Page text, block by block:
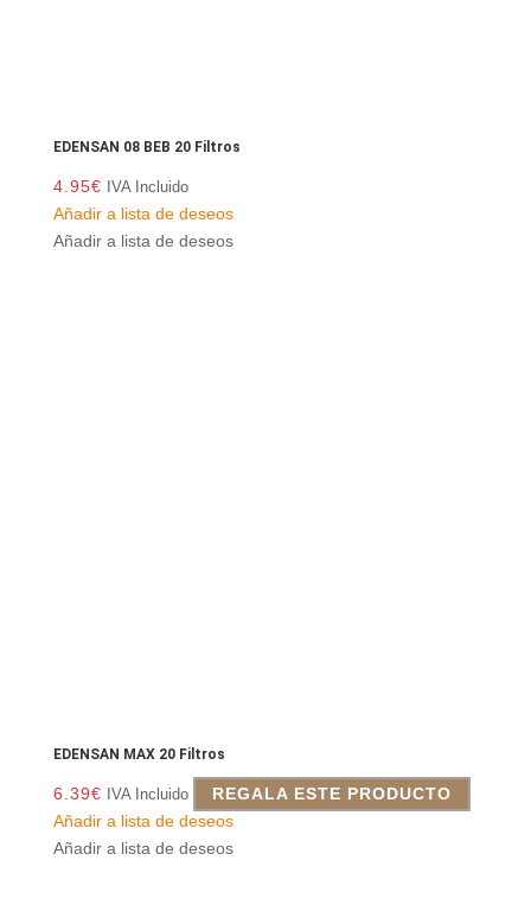
EDENSAN 08 BEB 20 Filtros
4.95€ IVA Incluido
Añadir a lista de deseos
Añadir a lista de deseos
EDENSAN MAX 20 Filtros
6.39€ IVA Incluido
REGALA ESTE PRODUCTO
Añadir a lista de deseos
Añadir a lista de deseos